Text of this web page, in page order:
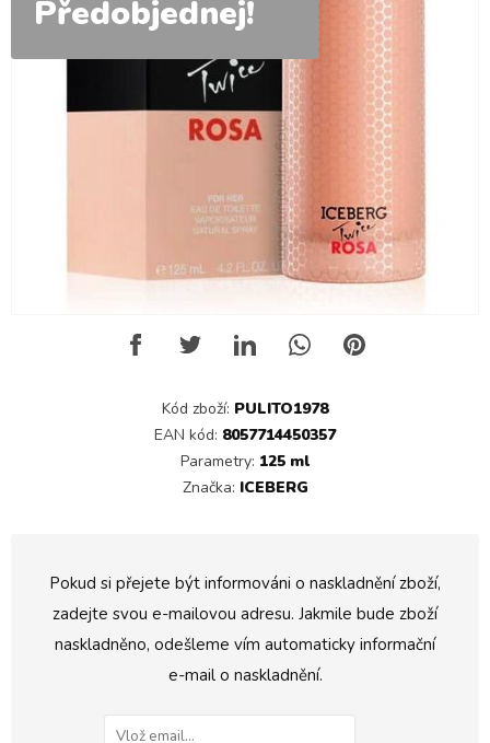
Předobjednej!
Kód zboží: PULITO1978
EAN kód: 8057714450357
Parametry: 125 ml
Značka: ICEBERG
Pokud si přejete být informováni o naskladnění zboží,
zadejte svou e-mailovou adresu. Jakmile bude zboží
naskladněno, odešleme vím automaticky informační
e-mail o naskladnění.